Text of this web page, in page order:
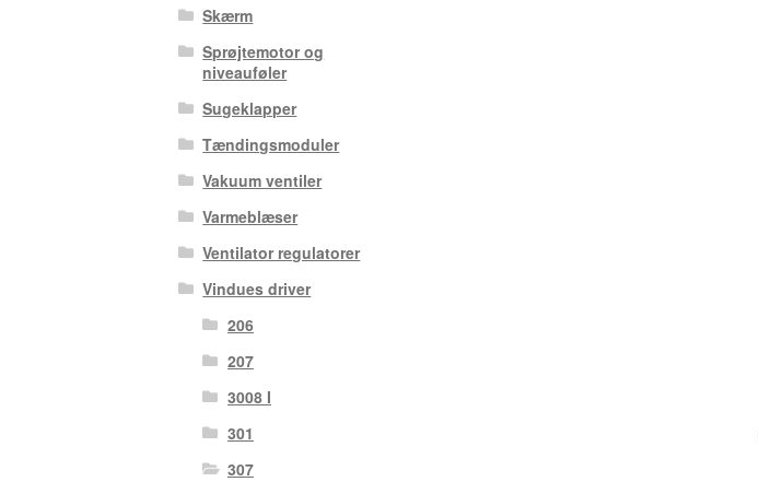
Skærm
Sprøjtemotor og
niveauføler
Sugeklapper
Tændingsmoduler
Vakuum ventiler
Varmeblæser
Ventilator regulatorer
Vindues driver
206
207
3008 I
301
307